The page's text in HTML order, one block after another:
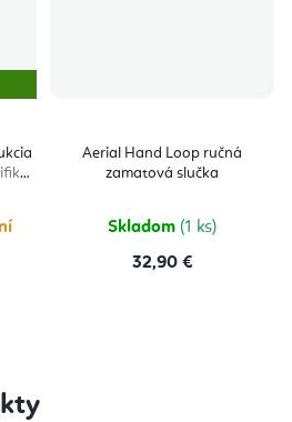
Aerial Hand Loop ručná
zamatová slučka
Skladom (1 ks)
32,90 €